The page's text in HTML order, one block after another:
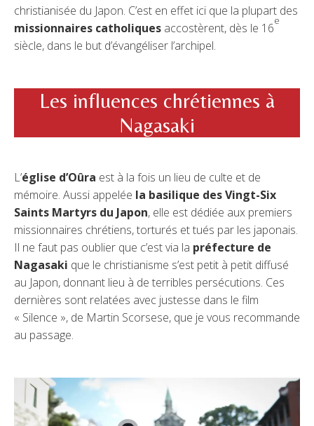
christianisée du Japon. C’est en effet ici que la plupart des
missionnaires catholiques accostèrent, dès le 16
e
siècle, dans le but d’évangéliser l’archipel.
Les influences chrétiennes à
Nagasaki
L’église d’Oûra est à la fois un lieu de culte et de
mémoire. Aussi appelée la basilique des Vingt-Six
Saints Martyrs du Japon, elle est dédiée aux premiers
missionnaires chrétiens, torturés et tués par les japonais.
Il ne faut pas oublier que c’est via la préfecture de
Nagasaki que le christianisme s’est petit à petit diffusé
au Japon, donnant lieu à de terribles persécutions. Ces
dernières sont relatées avec justesse dans le film
« Silence », de Martin Scorsese, que je vous recommande
au passage.